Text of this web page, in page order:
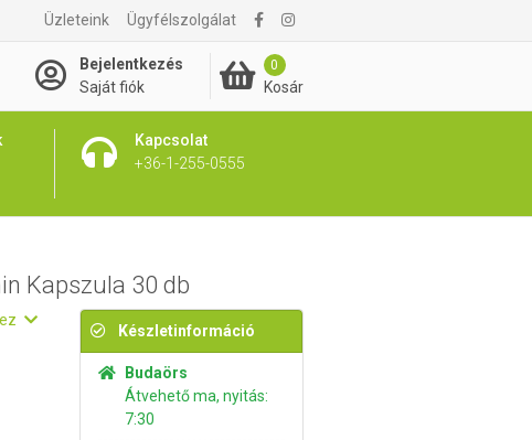
Üzleteink Ügyfélszolgálat
Bejelentkezés
Saját fiók
0
Kosár
Kapcsolat
+36-1-255-0555
2 745 Ft Kosárba rakom
Kapszula 30 db
Készletinformáció
Budaörs
Átvehető ma, nyitás:
7:30